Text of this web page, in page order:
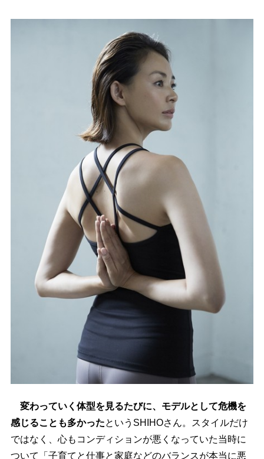
変わっていく体型を見るたびに、モデルとして危機を
感じることも多かったというSHIHOさん。スタイルだけ
ではなく、心もコンディションが悪くなっていた当時に
ついて「子育てと仕事と家庭などのバランスが本当に悪